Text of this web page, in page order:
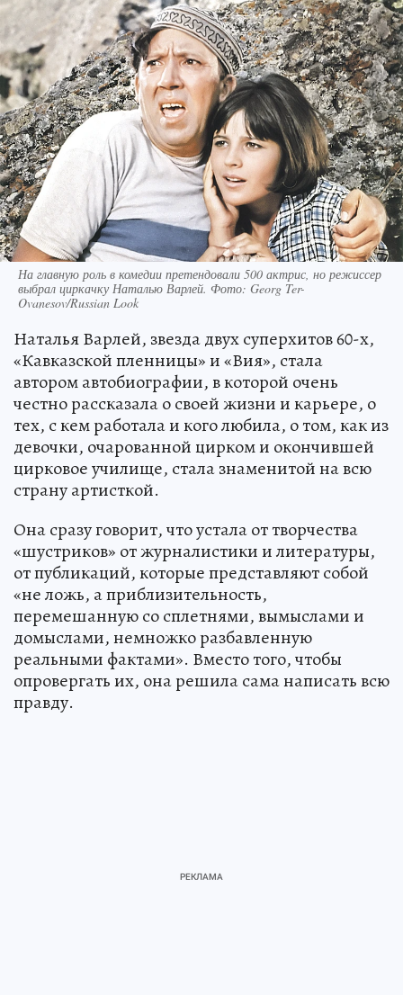
На главную роль в комедии претендовали 500 актрис, но режиссер
выбрал циркачку Наталью Варлей. Фото: Georg Ter-
Ovanesov/Russian Look
Наталья Варлей, звезда двух суперхитов 60-х,
«Кавказской пленницы» и «Вия», стала
автором автобиографии, в которой очень
честно рассказала о своей жизни и карьере, о
тех, с кем работала и кого любила, о том, как из
девочки, очарованной цирком и окончившей
цирковое училище, стала знаменитой на всю
страну артисткой.
Она сразу говорит, что устала от творчества
«шустриков» от журналистики и литературы,
от публикаций, которые представляют собой
«не ложь, а приблизительность,
перемешанную со сплетнями, вымыслами и
домыслами, немножко разбавленную
реальными фактами». Вместо того, чтобы
опровергать их, она решила сама написать всю
правду.